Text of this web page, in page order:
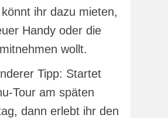
ihr dazu mieten,
Handy oder die
wollt.
Tipp: Startet
Tour am späten
dann erlebt ihr den